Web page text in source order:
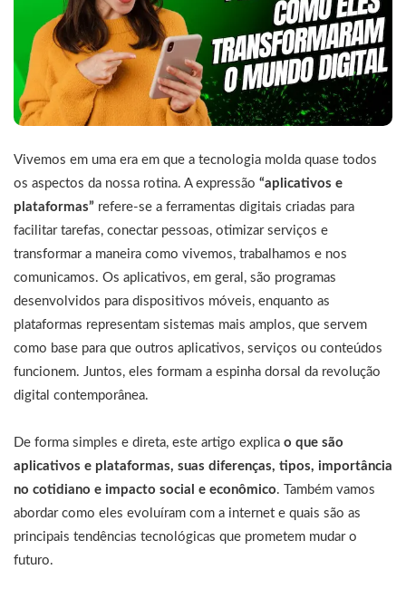
Vivemos em uma era em que a tecnologia molda quase todos
os aspectos da nossa rotina. A expressão “aplicativos e
plataformas” refere-se a ferramentas digitais criadas para
facilitar tarefas, conectar pessoas, otimizar serviços e
transformar a maneira como vivemos, trabalhamos e nos
comunicamos. Os aplicativos, em geral, são programas
desenvolvidos para dispositivos móveis, enquanto as
plataformas representam sistemas mais amplos, que servem
como base para que outros aplicativos, serviços ou conteúdos
funcionem. Juntos, eles formam a espinha dorsal da revolução
digital contemporânea.
De forma simples e direta, este artigo explica o que são
aplicativos e plataformas, suas diferenças, tipos, importância
no cotidiano e impacto social e econômico. Também vamos
abordar como eles evoluíram com a internet e quais são as
principais tendências tecnológicas que prometem mudar o
futuro.